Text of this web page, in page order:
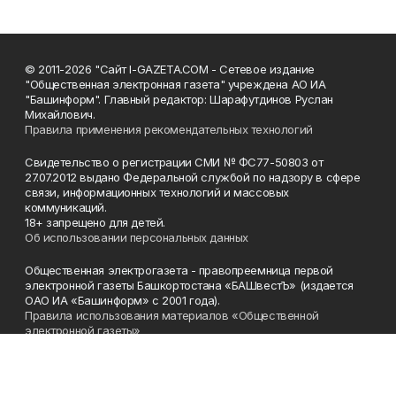
© 2011-2026 "Сайт I-GAZETA.COM - Сетевое издание
"Общественная электронная газета" учреждена АО ИА
"Башинформ". Главный редактор: Шарафутдинов Руслан
Михайлович.
Правила применения рекомендательных технологий
Свидетельство о регистрации СМИ № ФС77-50803 от
27.07.2012 выдано Федеральной службой по надзору в сфере
связи, информационных технологий и массовых
коммуникаций.
18+ запрещено для детей.
Об использовании персональных данных
Общественная электрогазета - правопреемница первой
электронной газеты Башкортостана «БАШвестЪ» (издается
ОАО ИА «Башинформ» с 2001 года).
Правила использования материалов «Общественной
электронной газеты»